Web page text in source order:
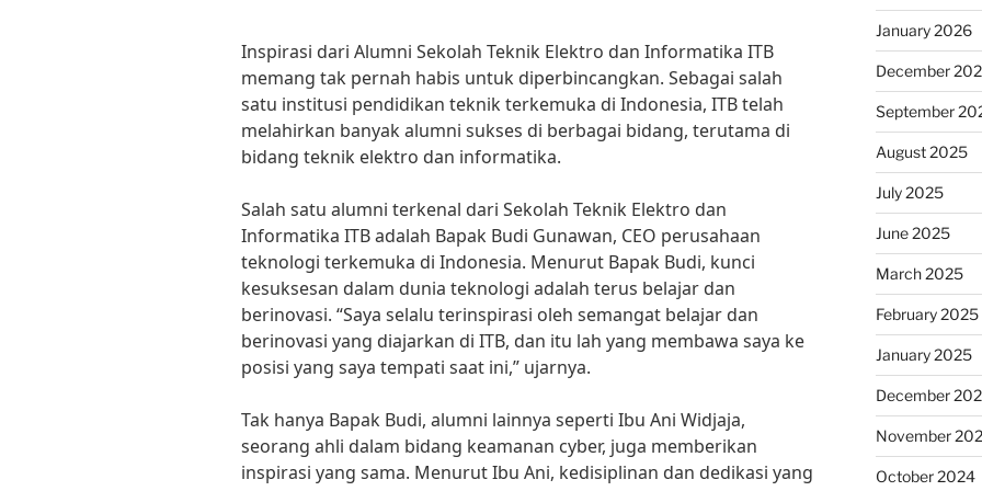
Inspirasi dari Alumni Sekolah Teknik Elektro dan Informatika ITB
memang tak pernah habis untuk diperbincangkan. Sebagai salah
satu institusi pendidikan teknik terkemuka di Indonesia, ITB telah
melahirkan banyak alumni sukses di berbagai bidang, terutama di
bidang teknik elektro dan informatika.
Salah satu alumni terkenal dari Sekolah Teknik Elektro dan
Informatika ITB adalah Bapak Budi Gunawan, CEO perusahaan
teknologi terkemuka di Indonesia. Menurut Bapak Budi, kunci
kesuksesan dalam dunia teknologi adalah terus belajar dan
berinovasi. “Saya selalu terinspirasi oleh semangat belajar dan
berinovasi yang diajarkan di ITB, dan itu lah yang membawa saya ke
posisi yang saya tempati saat ini,” ujarnya.
Tak hanya Bapak Budi, alumni lainnya seperti Ibu Ani Widjaja,
seorang ahli dalam bidang keamanan cyber, juga memberikan
inspirasi yang sama. Menurut Ibu Ani, kedisiplinan dan dedikasi yang
January 2026
December
September
August 2025
July 2025
June 2025
March 2025
February 2025
January 2025
December
November
October 2024